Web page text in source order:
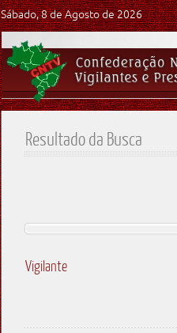
Sábado, 8 de Agosto de 2026
Resultado da Busca
Vigilante